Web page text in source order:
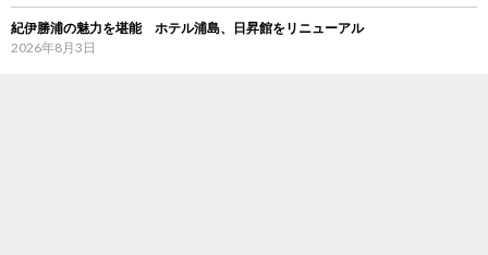
紀伊勝浦の魅力を堪能 ホテル浦島、日昇館をリニューアル
2026年8月3日